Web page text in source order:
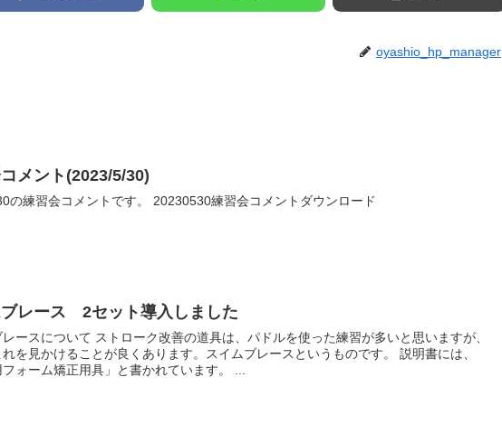
oyashio_hp_manager
メント(2023/5/30)
2023/5/30の練習会コメントです。 20230530練習会コメントダウンロード
ブレース 2セット導入しました
ク改善の道具は、パドルを使った練習が多いと思いますが、
を見かけることが良くあります。スイムブレースというものです。 説明書には、